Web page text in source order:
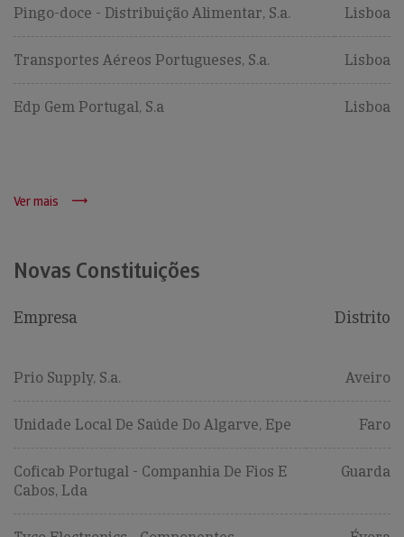
Pingo-doce - Distribuição Alimentar, S.a. Lisboa
Transportes Aéreos Portugueses, S.a. Lisboa
Edp Gem Portugal, S.a Lisboa
Ver mais
Novas Constituições
Empresa Distrito
Prio Supply, S.a. Aveiro
Unidade Local De Saúde Do Algarve, Epe Faro
Coficab Portugal - Companhia De Fios E
Cabos, Lda
Guarda